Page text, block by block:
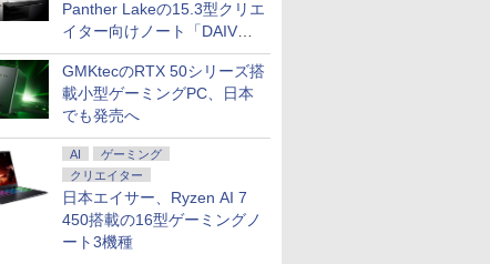
Panther Lakeの15.3型クリエ
イター向けノート「DAIV
Z5」
GMKtecのRTX 50シリーズ搭
載小型ゲーミングPC、日本
でも発売へ
AI
ゲーミング
クリエイター
日本エイサー、Ryzen AI 7
450搭載の16型ゲーミングノ
ート3機種